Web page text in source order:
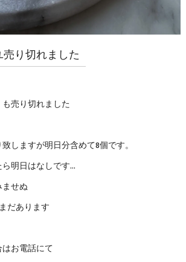
り切れました
売り切れました
しますが明日分含めて8個です。
明日はなしです…
せぬ
だあります
お電話にて